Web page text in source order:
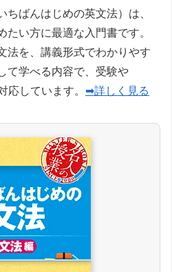
ちばんはじめの英文法）は、
い方に最適な入門書です。
法を、講義形式でわかりやす
て学べる内容で、受験や
応しています。 ➡詳しく見る